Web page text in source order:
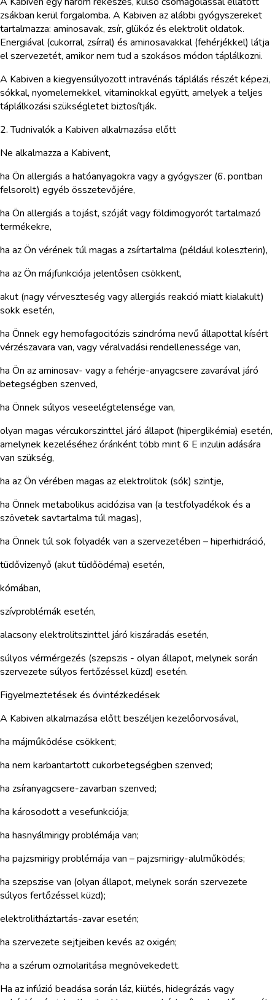
zsákban kerül forgalomba. A Kabiven az alábbi gyógyszereket
tartalmazza: aminosavak, zsír, glükóz és elektrolit oldatok.
Energiával (cukorral, zsírral) és aminosavakkal (fehérjékkel) látja
el szervezetét, amikor nem tud a szokásos módon táplálkozni.
A Kabiven a kiegyensúlyozott intravénás táplálás részét képezi,
sókkal, nyomelemekkel, vitaminokkal együtt, amelyek a teljes
táplálkozási szükségletet biztosítják.
2. Tudnivalók a Kabiven alkalmazása előtt
Ne alkalmazza a Kabivent,
ha Ön allergiás a hatóanyagokra vagy a gyógyszer (6. pontban
felsorolt) egyéb összetevőjére,
ha Ön allergiás a tojást, szóját vagy földimogyorót tartalmazó
termékekre,
ha az Ön vérének túl magas a zsírtartalma (például koleszterin),
ha az Ön májfunkciója jelentősen csökkent,
akut (nagy vérveszteség vagy allergiás reakció miatt kialakult)
sokk esetén,
ha Önnek egy hemofagocitózis szindróma nevű állapottal kísért
vérzészavara van, vagy véralvadási rendellenessége van,
ha Ön az aminosav- vagy a fehérje-anyagcsere zavarával járó
betegségben szenved,
ha Önnek súlyos veseelégtelensége van,
olyan magas vércukorszinttel járó állapot (hiperglikémia) esetén,
amelynek kezeléséhez óránként több mint 6 E inzulin adására
van szükség,
ha az Ön vérében magas az elektrolitok (sók) szintje,
ha Önnek metabolikus acidózisa van (a testfolyadékok és a
szövetek savtartalma túl magas),
ha Önnek túl sok folyadék van a szervezetében – hiperhidráció,
tüdővizenyő (akut tüdőödéma) esetén,
kómában,
szívproblémák esetén,
alacsony elektrolitszinttel járó kiszáradás esetén,
súlyos vérmérgezés (szepszis - olyan állapot, melynek során
szervezete súlyos fertőzéssel küzd) esetén.
Figyelmeztetések és óvintézkedések
A Kabiven alkalmazása előtt beszéljen kezelőorvosával,
ha májműködése csökkent;
ha nem karbantartott cukorbetegségben szenved;
ha zsíranyagcsere-zavarban szenved;
ha károsodott a vesefunkciója;
ha hasnyálmirigy problémája van;
ha pajzsmirigy problémája van – pajzsmirigy-alulműködés;
ha szepszise van (olyan állapot, melynek során szervezete
súlyos fertőzéssel küzd);
elektrolitháztartás-zavar esetén;
ha szervezete sejtjeiben kevés az oxigén;
ha a szérum ozmolaritása megnövekedett.
Ha az infúzió beadása során láz, kiütés, hidegrázás vagy